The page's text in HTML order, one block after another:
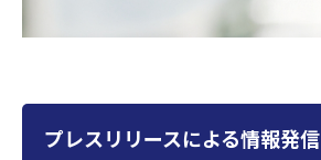
プレスリリースによる情報発信